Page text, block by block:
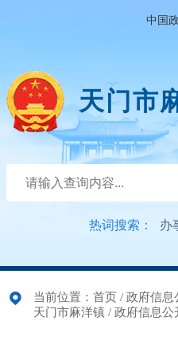
中国
天门市
热词搜索： 办
当前位置： 首页 / 政府信息
天门市麻洋镇 / 政府信息公